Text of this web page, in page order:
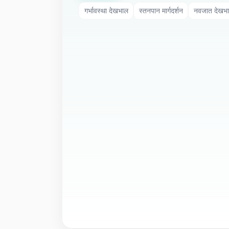
गर्भावस्था देखभाल स्तनपान मार्गदर्शन नवजात